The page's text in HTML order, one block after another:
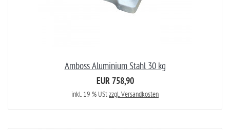
Amboss Aluminium Stahl 30 kg
EUR 758,90
inkl. 19 % UStzzgl. Versandkosten